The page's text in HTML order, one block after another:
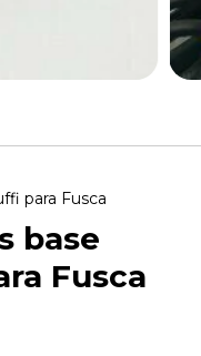
para Fusca
base
Fusca